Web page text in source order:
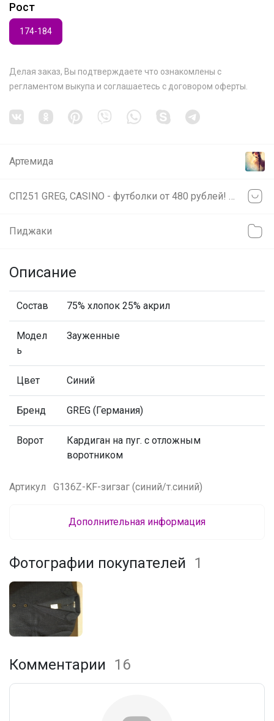
Рост
174-184
Делая заказ, Вы подтверждаете что ознакомлены с
регламентом выкупа и соглашаетесь с договором оферты.
Артемида
СП251 GREG, CASINO - футболки от 480 рублей! Сорочки на разный рост!
Пиджаки
Описание
Состав 75% хлопок 25% акрил
Модел
ь
Зауженные
Цвет Синий
Бренд GREG (Германия)
Ворот
Кардиган на пуг. с отложным
воротником
Артикул G136Z-KF-зигзаг (синий/т.синий)
Дополнительная информация
Фотографии покупателей 1
Комментарии 16